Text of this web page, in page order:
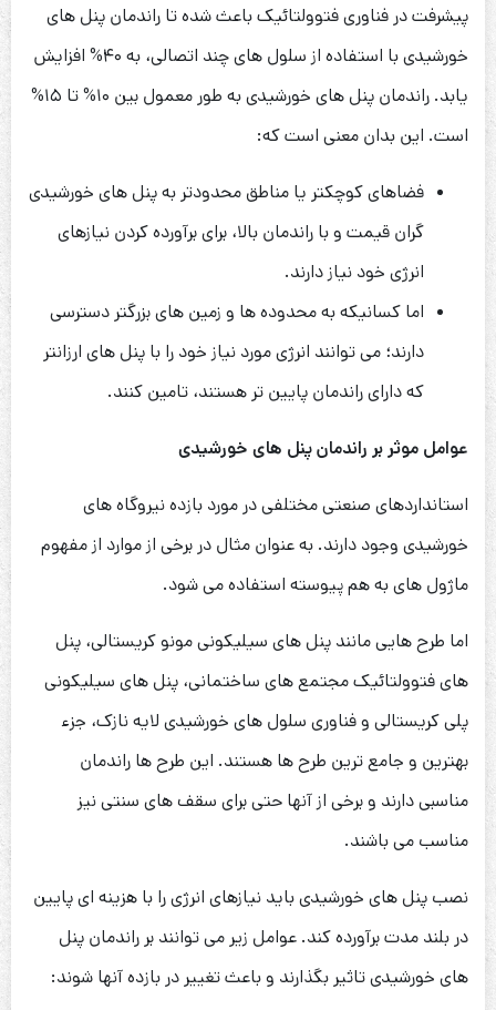
پیشرفت در فناوری فتوولتائیک باعث شده تا راندمان پنل های
خورشیدی با استفاده از سلول های چند اتصالی، به ۴۰% افزایش
یابد. راندمان پنل های خورشیدی به طور معمول بین ۱۰% تا ۱۵%
است. این بدان معنی است که:
فضاهای کوچکتر یا مناطق محدودتر به پنل های خورشیدی
گران قیمت و با راندمان بالا، برای برآورده کردن نیازهای
انرژی خود نیاز دارند.
اما کسانیکه به محدوده ها و زمین های بزرگتر دسترسی
دارند؛ می توانند انرژی مورد نیاز خود را با پنل های ارزانتر
که دارای راندمان پایین تر هستند، تامین کنند.
عوامل موثر بر راندمان پنل های خورشیدی
استانداردهای صنعتی مختلفی در مورد بازده نیروگاه های
خورشیدی وجود دارند. به عنوان مثال در برخی از موارد از مفهوم
ماژول های به هم پیوسته استفاده می شود.
اما طرح هایی مانند پنل های سیلیکونی مونو کریستالی، پنل
های فتوولتائیک مجتمع های ساختمانی، پنل های سیلیکونی
پلی کریستالی و فناوری سلول های خورشیدی لایه نازک، جزء
بهترین و جامع ترین طرح ها هستند. این طرح ها راندمان
مناسبی دارند و برخی از آنها حتی برای سقف های سنتی نیز
مناسب می باشند.
نصب پنل های خورشیدی باید نیازهای انرژی را با هزینه ای پایین
در بلند مدت برآورده کند. عوامل زیر می توانند بر راندمان پنل
های خورشیدی تاثیر بگذارند و باعث تغییر در بازده آنها شوند: